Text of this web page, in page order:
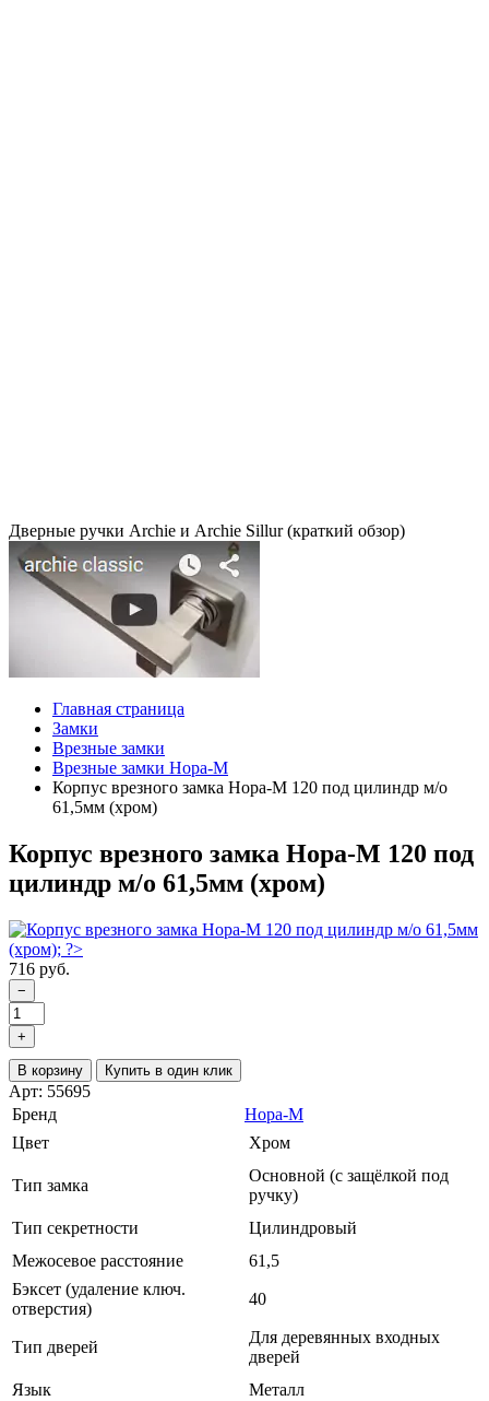
Дверные ручки Archie и Archie Sillur (краткий обзор)
Главная страница
Замки
Врезные замки
Врезные замки Нора-М
Корпус врезного замка Нора-М 120 под цилиндр м/о
61,5мм (хром)
Корпус врезного замка Нора-М 120 под
цилиндр м/о 61,5мм (хром)
716 руб.
−
+
В корзину Купить в один клик
Арт: 55695
Бренд
Нора-М
Цвет
Хром
Тип замка
Основной (с защёлкой под
ручку)
Тип секретности
Цилиндровый
Межосевое расстояние
61,5
Бэксет (удаление ключ.
отверстия)
40
Тип дверей
Для деревянных входных
дверей
Язык
Металл